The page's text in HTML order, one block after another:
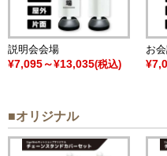
説明会会場
¥7,095～¥13,035(税込)
お
■オリジナル